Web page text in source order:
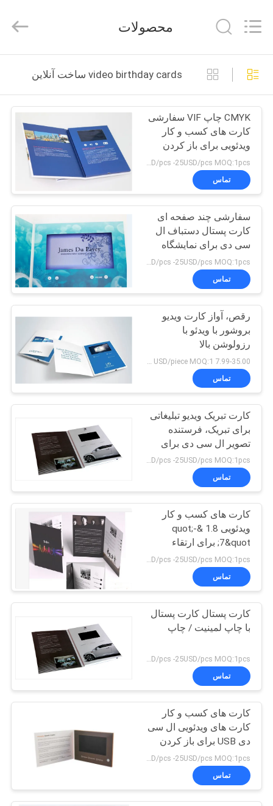
صفحه
اصلی
محصولات
درباره
کارخانه
کنترل
کیفیت
تماس
بگیرید
درخواست
نقل قول
نقشه
سایت
PRIVACY
POLICY
Technology
Rights
محصولات
video birthday cards ساخت آنلاین
CMYK چاپ VIF سفارشی
کارت های کسب و کار
ویدئویی برای باز کردن
vroemonies
8USD/pcs -25USD/pcs MOQ:1pcs
تماس
سفارشی چند صفحه ای
کارت پستال دستباف ال
سی دی برای نمایشگاه
عادلانه
تماس
رقص، آواز کارت ویدیو
بروشور با ویدئو با
رزولوشن بالا
تماس
کارت تبریک ویدیو تبلیغاتی
برای تبریک، فرستنده
تصویر ال سی دی برای
نمایشگاه عادلانه
8USD/pcs -25USD/pcs MOQ:1pcs
تماس
کارت های کسب و کار
ویدئویی 1.8 &quot;-
7&quot; برای ارتقاء
تبلیغاتی
8USD/pcs -25USD/pcs MOQ:1pcs
تماس
کارت پستال کارت پستال
با چاپ لمینیت / چاپ
تماس
کارت های کسب و کار
کارت های ویدئویی ال سی
دی USB برای باز کردن
ورن ها، 2.4 اینچ - 10.1 اینچ
تماس